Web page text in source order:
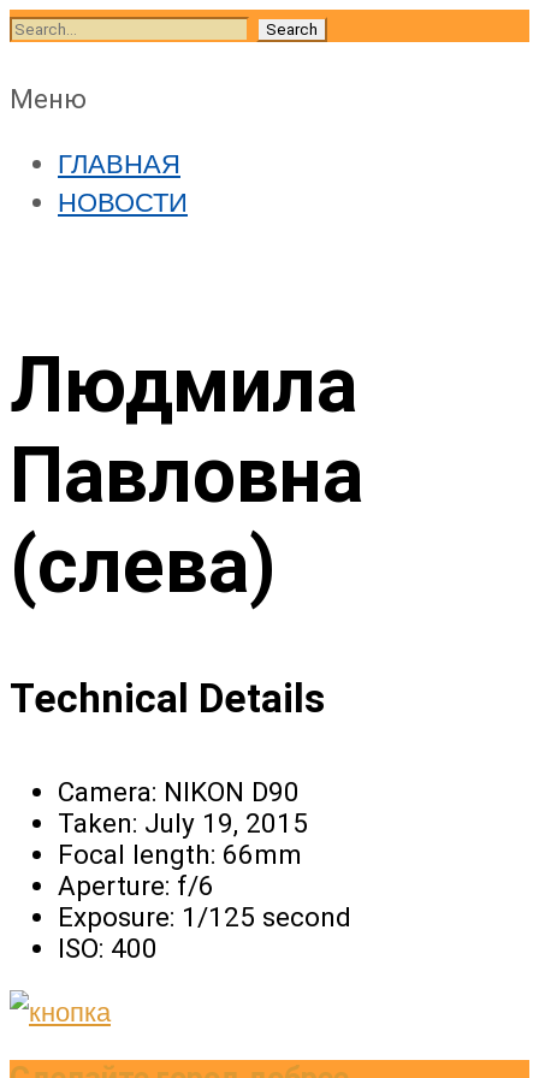
Skip
content
Search
Меню
content
ГЛАВНАЯ
НОВОСТИ
Людмила
Павловна
(слева)
Technical Details
Camera: NIKON D90
Taken: July 19, 2015
Focal length: 66mm
Aperture: f/6
Exposure: 1/125 second
ISO: 400